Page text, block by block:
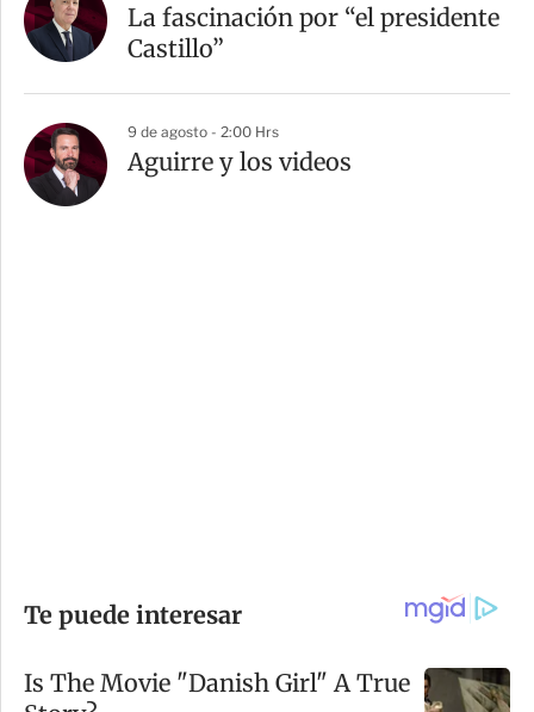
La fascinación por “el presidente
Castillo”
9 de agosto - 2:00 Hrs
Aguirre y los videos